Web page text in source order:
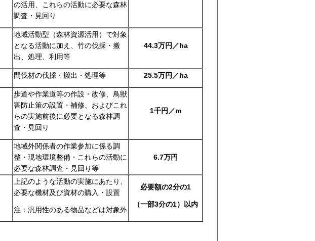
の活用、これらの活動に必要な森林
調査・見回り
地域活動型（森林資源活用）で対象
となる活動に加え、竹の伐採・搬
出、処理、利用等
44.3万円／ha
間伐材の伐採・搬出・処理等 25.5万円／ha
歩道や作業道等の作設・改修、鳥獣
害防止策の設置・補修、およびこれ
らの実施前後に必要となる森林調
査・見回り
1千円／m
地域外関係者の作業参加に係る調
整・現地環境整備・これらの活動に
必要な森林調査・見回り等
6.7万円
上記のような活動の実施にあたり、
必要な機材及び資材の購入・設置
注：汎用性のある物品などは対象外
必要額の2分の1
（一部3分の1）以内